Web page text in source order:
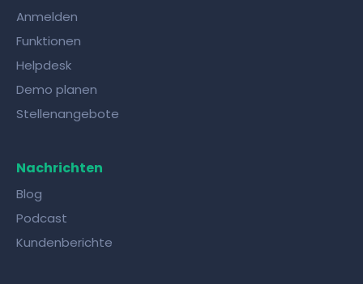
Anmelden
Funktionen
Helpdesk
Demo planen
Stellenangebote
Nachrichten
Blog
Podcast
Kundenberichte